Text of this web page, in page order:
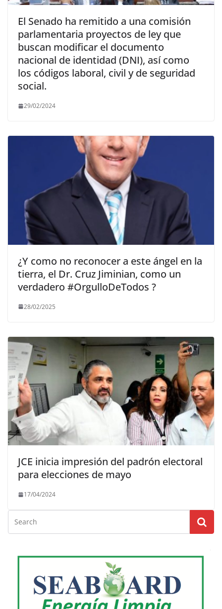
El Senado ha remitido a una comisión
parlamentaria proyectos de ley que
buscan modificar el documento
nacional de identidad (DNI), así como
los códigos laboral, civil y de seguridad
social.
29/02/2024
¿Y como no reconocer a este ángel en la
tierra, el Dr. Cruz Jiminian, como un
verdadero #OrgulloDeTodos ?
28/02/2025
JCE inicia impresión del padrón electoral
para elecciones de mayo
17/04/2024